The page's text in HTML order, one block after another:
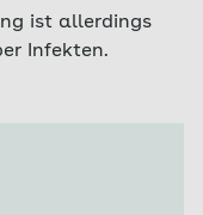
ist allerdings
Infekten.